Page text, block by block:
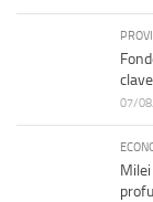
07/